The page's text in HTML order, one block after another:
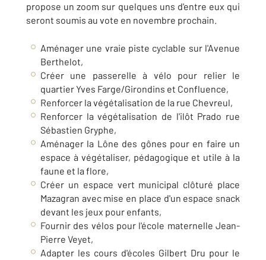
propose un zoom sur quelques uns d'entre eux qui
seront soumis au vote en novembre prochain.
Aménager une vraie piste cyclable sur l'Avenue
Berthelot,
Créer une passerelle à vélo pour relier le
quartier Yves Farge/Girondins et Confluence,
Renforcer la végétalisation de la rue Chevreul,
Renforcer la végétalisation de l'ilôt Prado rue
Sébastien Gryphe,
Aménager la Lône des gônes pour en faire un
espace à végétaliser, pédagogique et utile à la
faune et la flore,
Créer un espace vert municipal clôturé place
Mazagran avec mise en place d'un espace snack
devant les jeux pour enfants,
Fournir des vélos pour l'école maternelle Jean-
Pierre Veyet,
Adapter les cours d'écoles Gilbert Dru pour le